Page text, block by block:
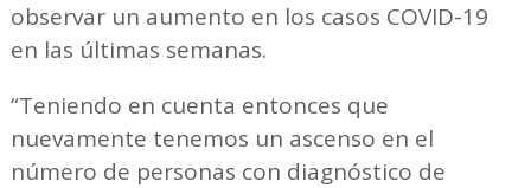
observar un aumento en los casos COVID-19
en las últimas semanas.
“Teniendo en cuenta entonces que
nuevamente tenemos un ascenso en el
número de personas con diagnóstico de